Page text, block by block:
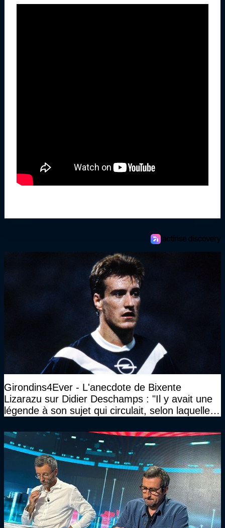
Girondins4Ever - L'anecdote de Bixente
Lizarazu sur Didier Deschamps : "Il y avait une
légende à son sujet qui circulait, selon laquelle il